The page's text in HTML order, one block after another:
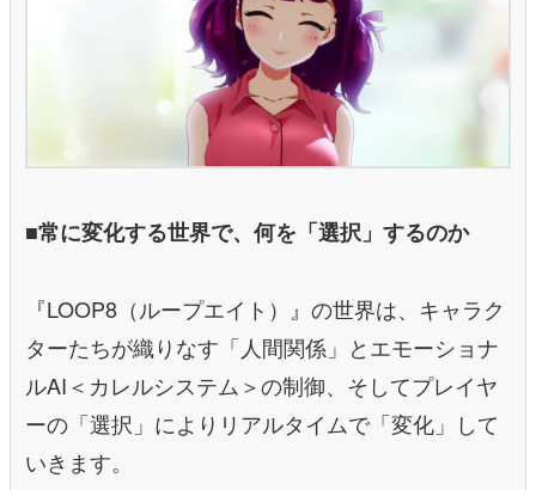
■常に変化する世界で、何を「選択」するのか
『LOOP8（ループエイト）』の世界は、キャラク
ターたちが織りなす「人間関係」とエモーショナ
ルAI＜カレルシステム＞の制御、そしてプレイヤ
ーの「選択」によりリアルタイムで「変化」して
いきます。